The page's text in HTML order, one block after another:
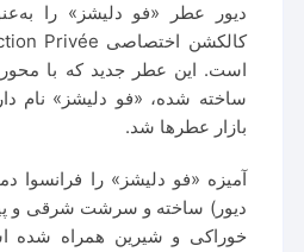
دیور عطر «فو دلیشز» را
است. این عطر جدید که با
بازار عطرها شد.
آمیزه «فو دلیشز» را فرانسوا
دیور) ساخته و سرشت شرقی و
خوراکی و شیرین همراه شده